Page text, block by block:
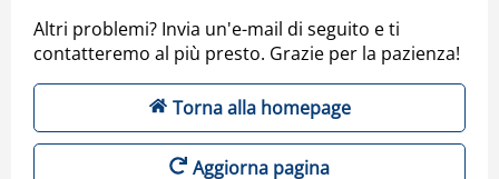
Altri problemi? Invia un'e-mail di seguito e ti
contatteremo al più presto. Grazie per la pazienza!
Torna alla homepage
Aggiorna pagina